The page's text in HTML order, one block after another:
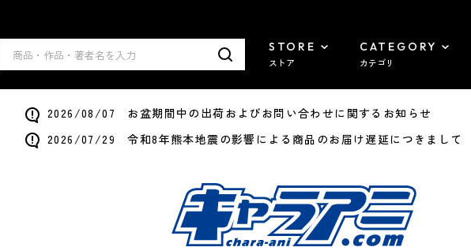
STORE
ストア
CATEGORY
カテゴリ
2026/08/07 お盆期間中の出荷およびお問い合わせに関するお知らせ
2026/07/29 令和8年熊本地震の影響による商品のお届け遅延につきまして